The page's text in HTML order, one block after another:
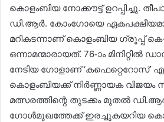
കൊളംബിയ നോക്കൗട്ട് ഉറപ്പിച്ചു.
ഡി.ആർ. കോംഗോയെ
മറികടന്നാണ് കൊളംബിയ ഗ്രൂപ്പ്
ഒന്നാമന്മാരായത്. 76-ാം
നേടിയ ഗോളാണ് ‘കഫെറ്റെറോസ്’
കൊളംബിയക്ക് നിർണ്ണായക വിജയം
മത്സരത്തിന്റെ തുടക്കം മുതൽ
ഗോൾമുഖത്തേക്ക് ഇരച്ചുകയറിയ